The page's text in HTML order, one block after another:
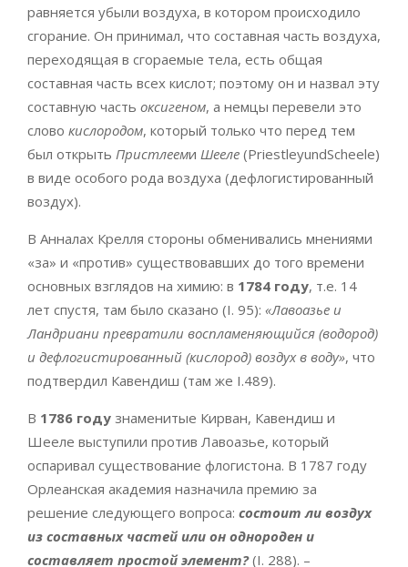
равняется убыли воздуха, в котором происходило
сгорание. Он принимал, что составная часть воздуха,
переходящая в сгораемые тела, есть общая
составная часть всех кислот; поэтому он и назвал эту
составную часть оксигеном, а немцы перевели это
слово кислородом, который только что перед тем
был открыть Пристлееми Шееле (PriestleyundScheele)
в виде особого рода воздуха (дефлогистированный
воздух).
В Анналах Крелля стороны обменивались мнениями
«за» и «против» существовавших до того времени
основных взглядов на химию: в 1784 году, т.е. 14
лет спустя, там было сказано (I. 95): «Лавоазье и
Ландриани превратили воспламеняющийся (водород)
и дефлогистированный (кислород) воздух в воду», что
подтвердил Кавендиш (там же I.489).
В 1786 году знаменитые Кирван, Кавендиш и
Шееле выступили против Лавоазье, который
оспаривал существование флогистона. В 1787 году
Орлеанская академия назначила премию за
решение следующего вопроса: состоит ли воздух
из составных частей или он однороден и
составляет простой элемент?(I. 288). –